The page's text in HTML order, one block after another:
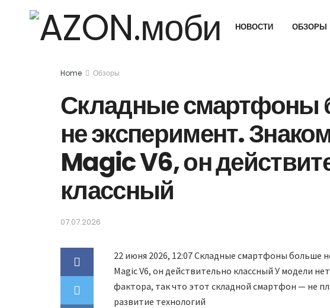
НОВОСТИ ОБЗОРЫ
Home Обзоры
Складные смартфоны
не эксперимент.
Magic V6, он
классный
07.07.2026
22 июня 2026, 12:07Складные смартфоны больше
Magic V6, он действительно классный У модели
фактора, так что этот складной смартфон — не
развитие технологий